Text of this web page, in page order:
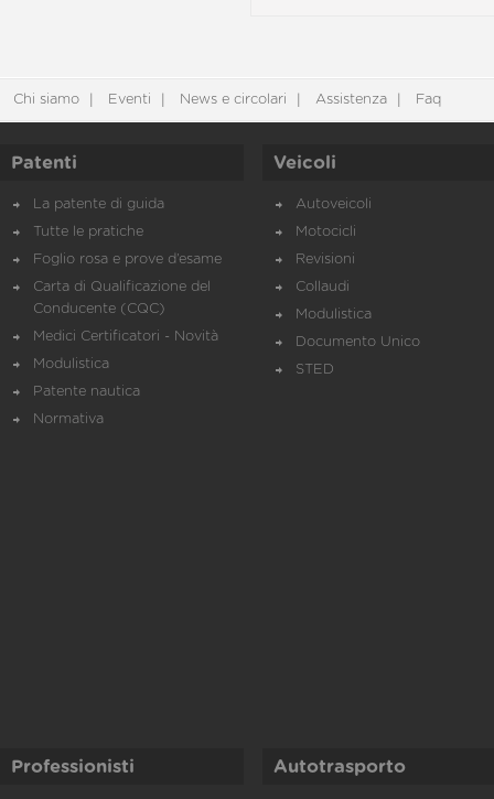
Chi siamo Eventi News e circolari Assistenza Faq
Patenti
La patente di guida
Tutte le pratiche
Foglio rosa e prove d’esame
Carta di Qualificazione del
Conducente (CQC)
Medici Certificatori - Novità
Modulistica
Patente nautica
Normativa
Veicoli
Autoveicoli
Motocicli
Revisioni
Collaudi
Modulistica
Documento Unico
STED
Professionisti Autotrasporto